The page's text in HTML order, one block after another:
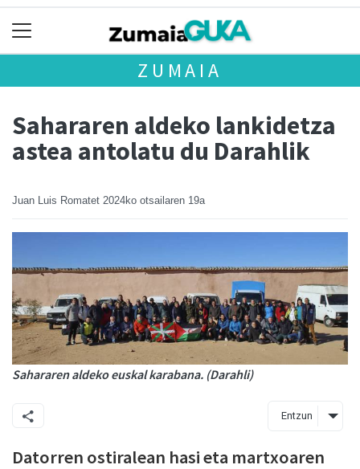
ZUMAIA
Sahararen aldeko lankidetza
astea antolatu du Darahlik
Juan Luis Romatet 2024ko otsailaren 19a
Sahararen aldeko euskal karabana. (Darahli)
Entzun
Datorren ostiralean hasi eta martxoaren